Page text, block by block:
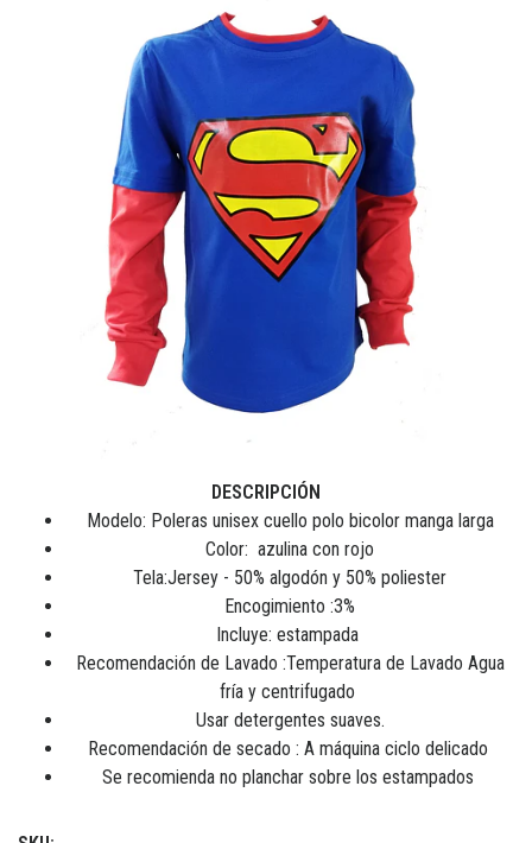
DESCRIPCIÓN
Modelo: Poleras unisex cuello polo bicolor manga larga
Color: azulina con rojo
Tela:Jersey - 50% algodón y 50% poliester
Encogimiento :3%
Incluye: estampada
Recomendación de Lavado :Temperatura de Lavado Agua
fría y centrifugado
Usar detergentes suaves.
Recomendación de secado : A máquina ciclo delicado
Se recomienda no planchar sobre los estampados